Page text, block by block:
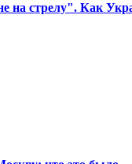
на стрелу". Как